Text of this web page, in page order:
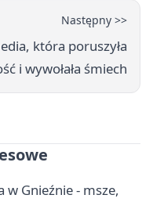
Następny >>
która poruszyła
i wywołała śmiech
w Gnieźnie - msze,